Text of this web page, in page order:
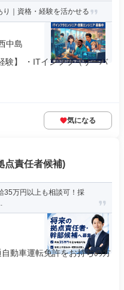
り｜資格・経験を活かせる
中島
験】 ・ITインフラ（サーバ
気になる
点責任者候補)
35万円以上も相談可！採
動車運転免許をお持ちの方